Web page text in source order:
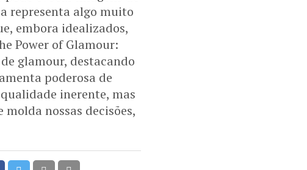
representa algo muito
embora idealizados,
Power of Glamour:
glamour, destacando
poderosa de
inerente, mas
nossas decisões,